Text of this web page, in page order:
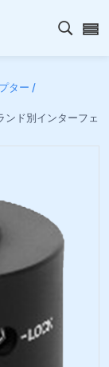
検索
ター /
ド別インターフェ